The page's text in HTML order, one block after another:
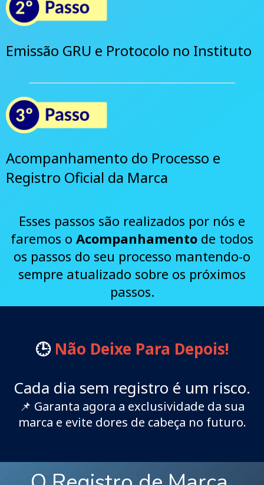
Emissão GRU e Protocolo no Instituto
Acompanhamento do Processo e
Registro Oficial da Marca
Esses passos são realizados por nós e
faremos o Acompanhamento de todos
os passos do seu processo mantendo-o
sempre atualizado sobre os próximos
passos.
🕒 Não Deixe Para Depois!
Cada dia sem registro é um risco.
📌 Garanta agora a exclusividade da sua
marca e evite dores de cabeça no futuro.